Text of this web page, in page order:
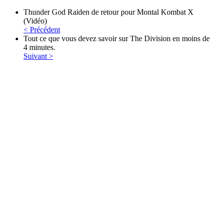
Thunder God Raiden de retour pour Montal Kombat X
(Vidéo)
< Précédent
Tout ce que vous devez savoir sur The Division en moins de
4 minutes.
Suivant >